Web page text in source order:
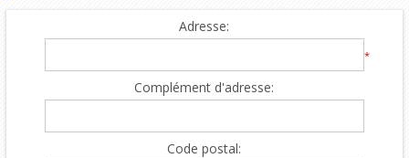
Adresse:
*
Complément d'adresse:
Code postal: